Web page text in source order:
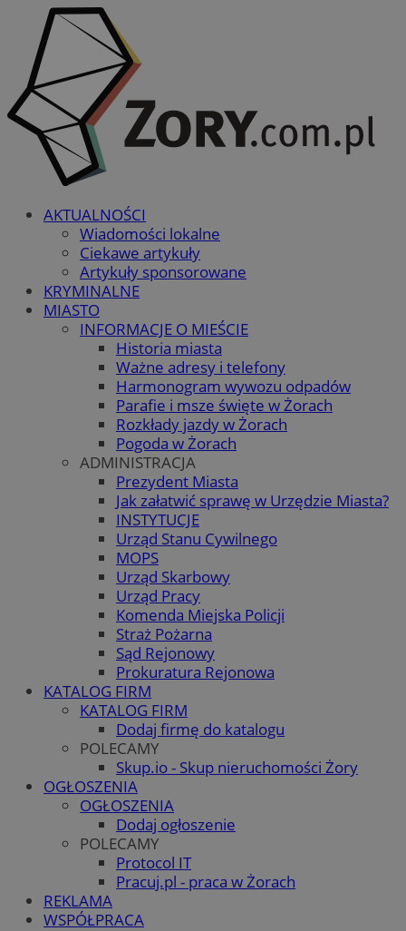
AKTUALNOŚCI
Wiadomości lokalne
Ciekawe artykuły
Artykuły sponsorowane
KRYMINALNE
MIASTO
INFORMACJE O MIEŚCIE
Historia miasta
Ważne adresy i telefony
Harmonogram wywozu odpadów
Parafie i msze święte w Żorach
Rozkłady jazdy w Żorach
Pogoda w Żorach
ADMINISTRACJA
Prezydent Miasta
Jak załatwić sprawę w Urzędzie Miasta?
INSTYTUCJE
Urząd Stanu Cywilnego
MOPS
Urząd Skarbowy
Urząd Pracy
Komenda Miejska Policji
Straż Pożarna
Sąd Rejonowy
Prokuratura Rejonowa
KATALOG FIRM
KATALOG FIRM
Dodaj firmę do katalogu
POLECAMY
Skup.io - Skup nieruchomości Żory
OGŁOSZENIA
OGŁOSZENIA
Dodaj ogłoszenie
POLECAMY
Protocol IT
Pracuj.pl - praca w Żorach
REKLAMA
WSPÓŁPRACA